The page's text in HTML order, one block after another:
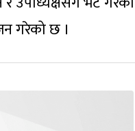
गरेको छ ।